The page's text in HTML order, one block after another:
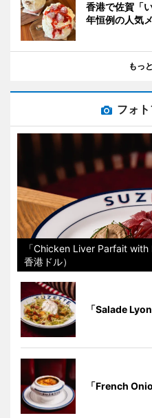
香港で佐賀「
年恒例の人気
もっ
フォ
「Chicken Liver Parfait
香港ドル）
「Salade
「French